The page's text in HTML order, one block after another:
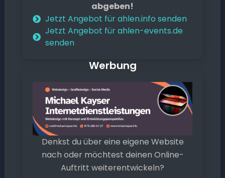
abgeben!
Jetzt Angebot für ahlen.info senden
Jetzt Angebot für ahlen-events.de
senden
Werbung
Denkst du über eine eigene Website
nach oder möchtest deinen Online-
Auftritt weiterentwickeln?